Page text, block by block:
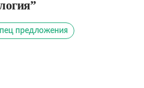
предложения